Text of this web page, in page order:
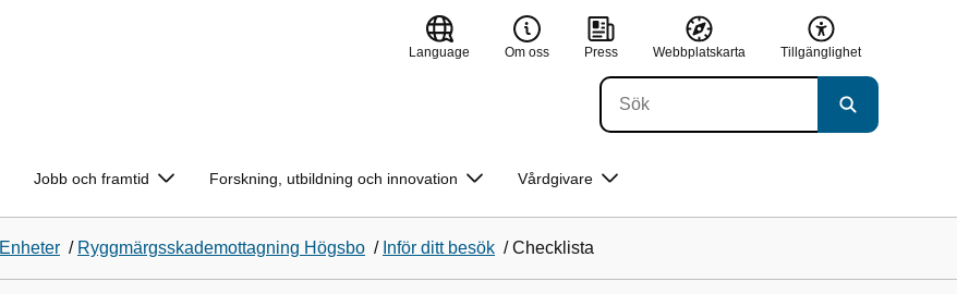
Language Om oss Press Webbplatskarta Tillgänglighet
Jobb och framtid Forskning, utbildning och innovation Vårdgivare
Enheter / Ryggmärgsskademottagning Högsbo / Inför ditt besök /Checklista